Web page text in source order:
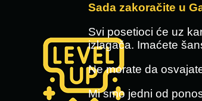
Sada zakoračite u
Svi posetioci će uz
izlagača. Imaćete
Ne morate da
Mi smo jedni od